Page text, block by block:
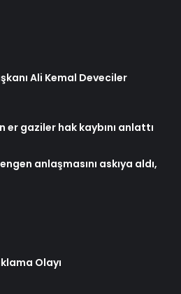
Ali Kemal Deveciler
er gaziler hak kaybını anlattı
anlaşmasını askıya aldı,
Olayı